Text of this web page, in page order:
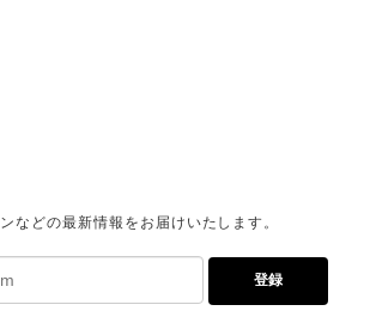
などの最新情報をお届けいたします。
登録